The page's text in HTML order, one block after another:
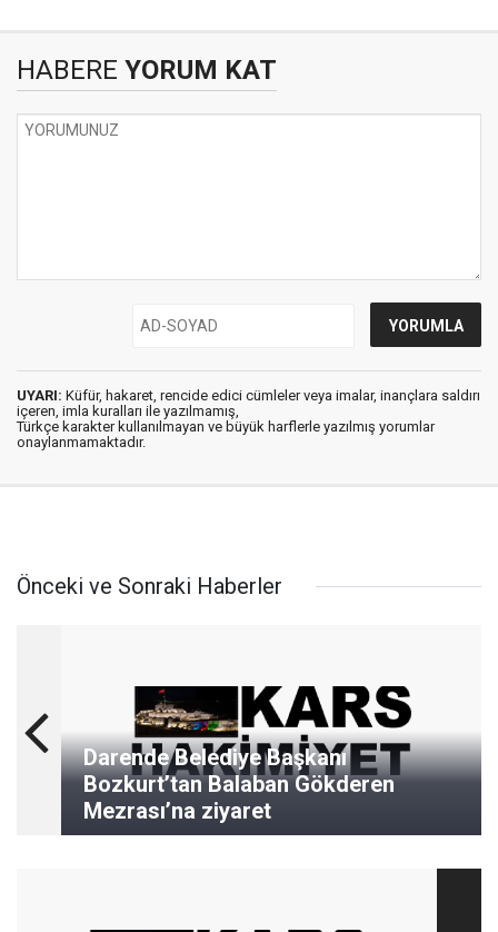
HABERE YORUM KAT
UYARI: Küfür, hakaret, rencide edici cümleler veya imalar, inançlara saldırı
içeren, imla kuralları ile yazılmamış,
Türkçe karakter kullanılmayan ve büyük harflerle yazılmış yorumlar
onaylanmamaktadır.
Önceki ve Sonraki Haberler
Darende Belediye Başkanı
Bozkurt’tan Balaban Gökderen
Mezrası’na ziyaret